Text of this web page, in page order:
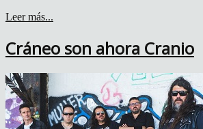
Leer más...
Cráneo son ahora Cranio